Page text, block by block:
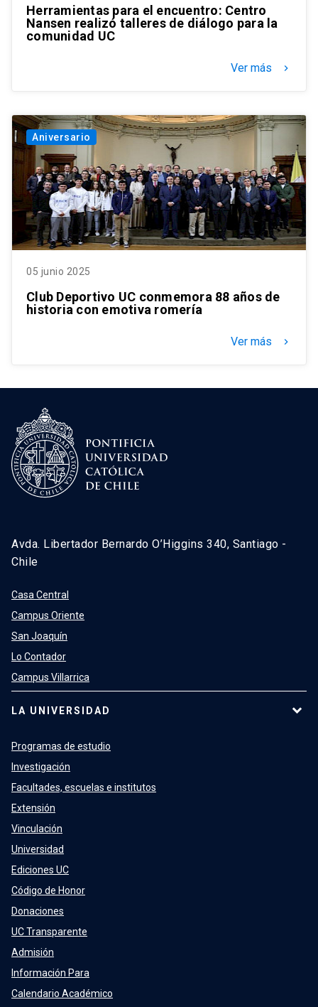
Herramientas para el encuentro: Centro
Nansen realizó talleres de diálogo para la
comunidad UC
Ver más keyboard_arrow_right
Aniversario
05 junio 2025
Club Deportivo UC conmemora 88 años de
historia con emotiva romería
Ver más keyboard_arrow_right
Avda. Libertador Bernardo O’Higgins 340, Santiago -
Chile
Casa Central
Campus Oriente
San Joaquín
Lo Contador
Campus Villarrica
LA UNIVERSIDAD
Programas de estudio
Investigación
Facultades, escuelas e institutos
Extensión
Vinculación
Universidad
Ediciones UC
Código de Honor
Donaciones
UC Transparente
Admisión
Información Para
Calendario Académico